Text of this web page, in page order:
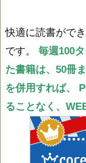
快適に読書がで
です。 毎週100
た書籍は、50冊
を併用すれば、
ることなく、